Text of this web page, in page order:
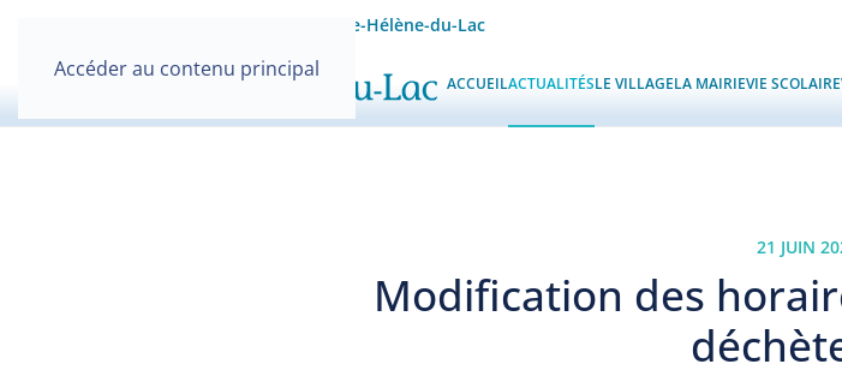
Accéder au contenu principal
Site officiel de la Mairie de Sainte-Hélène-du-Lac
ACCUEILACTUALITÉSLE VILLAGELA MAIRIEVIE SCOLAIRE
21 JUIN
Modification des